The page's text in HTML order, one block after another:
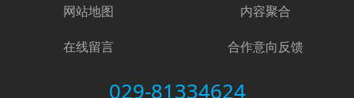
网站地图 内容聚合
在线留言 合作意向反馈
029-81334624